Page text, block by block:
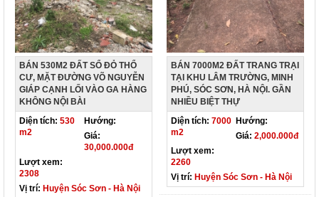
BÁN 530M2 ĐẤT SỔ ĐỎ THỔ
CƯ, MẶT ĐƯỜNG VÕ NGUYỄN
GIÁP CẠNH LỐI VÀO GA HÀNG
KHÔNG NỘI BÀI
Diện tích: 530
m2
Hướng:
Giá:
30,000.000đ
Lượt xem:
2308
Vị trí: Huyện Sóc Sơn - Hà Nội
BÁN 7000M2 ĐẤT TRANG TRẠI
TẠI KHU LÂM TRƯỜNG, MINH
PHÚ, SÓC SƠN, HÀ NỘI. GẦN
NHIỀU BIỆT THỰ
Diện tích: 7000
m2
Hướng:
Giá: 2,000.000đ
Lượt xem:
2260
Vị trí: Huyện Sóc Sơn - Hà Nội